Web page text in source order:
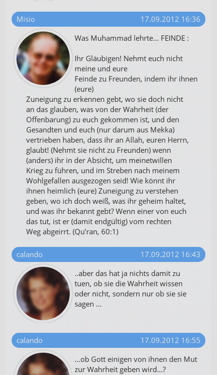
Misio
17.09.2012 16:36
Was Muhammad lehrte… FEINDE :
Ihr Gläubigen! Nehmt euch nicht
meine und eure
Feinde zu Freunden, indem ihr ihnen
(eure)
Zuneigung zu erkennen gebt, wo sie doch nicht
an das glauben, was von der Wahrheit (der
Offenbarung) zu euch gekommen ist, und den
Gesandten und euch (nur darum aus Mekka)
vertrieben haben, dass ihr an Allah, euren Herrn,
glaubt! (Nehmt sie nicht zu Freunden) wenn
(anders) ihr in der Absicht, um meinetwillen
Krieg zu führen, und im Streben nach meinem
Wohlgefallen ausgezogen seid! Wie könnt ihr
ihnen heimlich (eure) Zuneigung zu verstehen
geben, wo ich doch weiß, was ihr geheim haltet,
und was ihr bekannt gebt? Wenn einer von euch
das tut, ist er (damit endgültig) vom rechten
Weg abgeirrt. (Qu’ran, 60:1)
calando
17.09.2012 16:43
..aber das hat ja nichts damit zu
tuen, ob sie die Wahrheit wissen
oder nicht, sondern nur ob sie sie
sagen ...
calando
17.09.2012 16:55
...ob Gott einigen von ihnen den Mut
zur Wahrheit geben wird...?